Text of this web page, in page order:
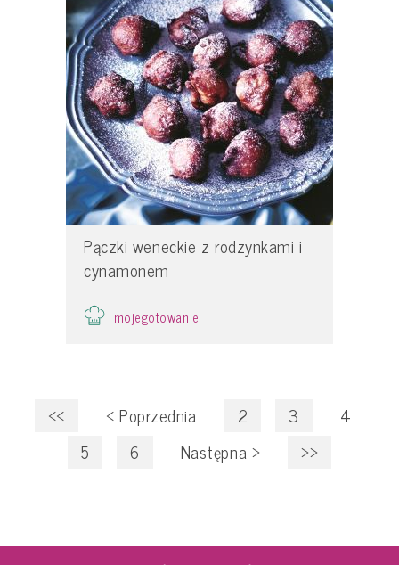
Pączki weneckie z rodzynkami i
cynamonem
mojegotowanie
<< < Poprzednia 2 3
4
5
6 Następna > >>